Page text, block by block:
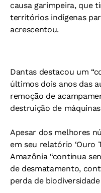
causa garimpeira, que
territórios indígenas
acrescentou.
Dantas destacou um
últimos dois anos das
remoção de
destruição de
Apesar dos melhores
em seu relatório ‘Ouro
Amazônia “continua
de desmatamento,
perda de